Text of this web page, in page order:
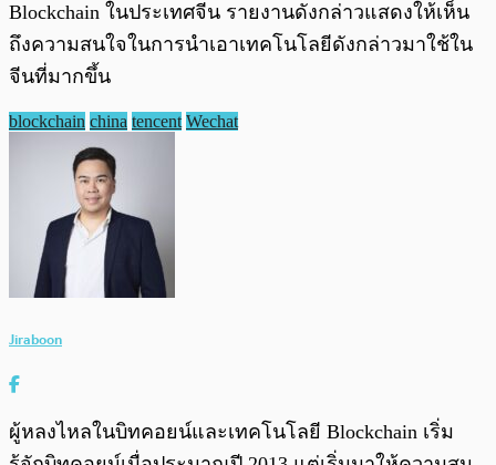
Blockchain ในประเทศจีน รายงานดังกล่าวแสดงให้เห็น
ถึงความสนใจในการนำเอาเทคโนโลยีดังกล่าวมาใช้ใน
จีนที่มากขึ้น
blockchain china tencent Wechat
Jiraboon
ผู้หลงไหลในบิทคอยน์และเทคโนโลยี Blockchain เริ่ม